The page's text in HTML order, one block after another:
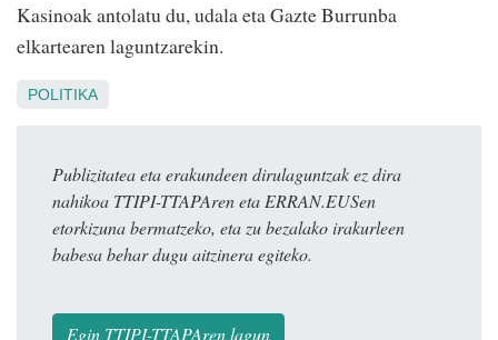
Kasinoak antolatu du, udala eta Gazte Burrunba
elkartearen laguntzarekin.
POLITIKA
Publizitatea eta erakundeen dirulaguntzak ez dira
nahikoa TTIPI-TTAPAren eta ERRAN.EUSen
etorkizuna bermatzeko, eta zu bezalako irakurleen
babesa behar dugu aitzinera egiteko.
Egin TTIPI-TTAPAren lagun